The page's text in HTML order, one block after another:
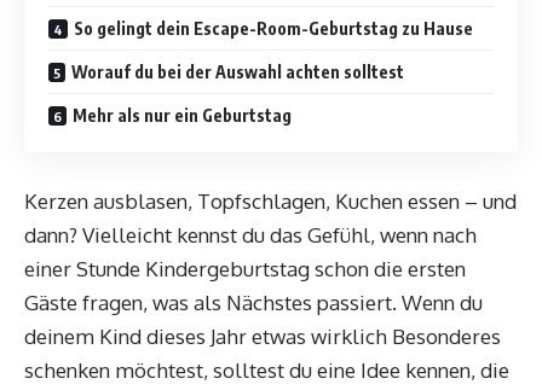
So gelingt dein Escape-Room-Geburtstag zu Hause
Worauf du bei der Auswahl achten solltest
Mehr als nur ein Geburtstag
Kerzen ausblasen, Topfschlagen, Kuchen essen – und
dann? Vielleicht kennst du das Gefühl, wenn nach
einer Stunde Kindergeburtstag schon die ersten
Gäste fragen, was als Nächstes passiert. Wenn du
deinem Kind dieses Jahr etwas wirklich Besonderes
schenken möchtest, solltest du eine Idee kennen, die